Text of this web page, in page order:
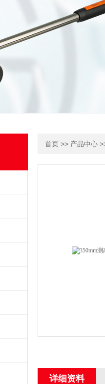
首页 >> 产品中心
详细资料